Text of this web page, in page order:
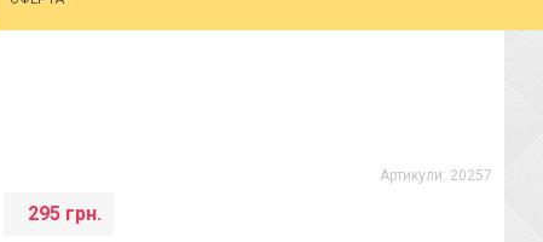
Артикули: 20257
295 грн.